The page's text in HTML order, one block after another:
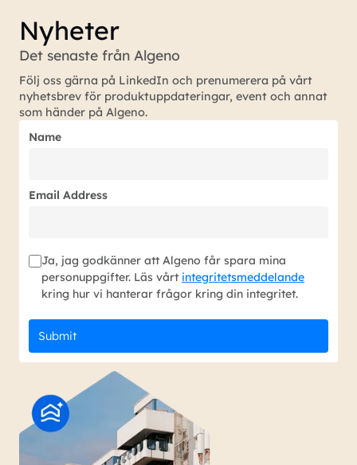
Nyheter
Det senaste från Algeno
Följ oss gärna på LinkedIn och prenumerera på vårt
nyhetsbrev för produktuppdateringar, event och annat
som händer på Algeno.
Name
Email Address
Ja, jag godkänner att Algeno får spara mina
personuppgifter. Läs vårt integritetsmeddelande
kring hur vi hanterar frågor kring din integritet.